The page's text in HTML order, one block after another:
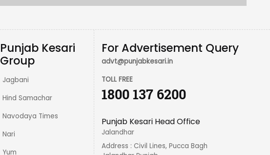
Punjab Kesari
Group
Jagbani
Hind Samachar
Navodaya Times
Nari
Yum
For Advertisement Query
advt@punjabkesari.in
TOLL FREE
1800 137 6200
Punjab Kesari Head Office
Jalandhar
Address : Civil Lines, Pucca Bagh